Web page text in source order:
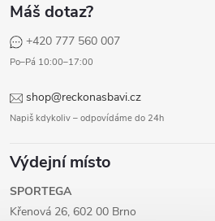
Máš dotaz?
+420 777 560 007
Po–Pá 10:00–17:00
shop@reckonasbavi.cz
Napiš kdykoliv – odpovídáme do 24h
Výdejní místo
SPORTEGA
Křenová 26, 602 00 Brno